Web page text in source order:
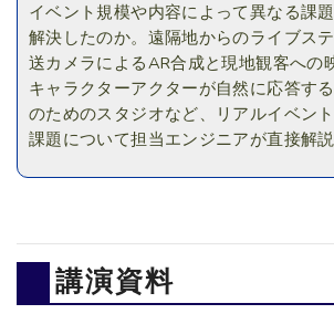
イベント規模や内容によって異なる課
解決したのか。遠隔地からのライブス
送カメラによるAR合成と現地観客への
キャラクターアクターが自然に応答す
のためのスタジオなど、リアルイベン
課題について担当エンジニアが直接解説
講演資料